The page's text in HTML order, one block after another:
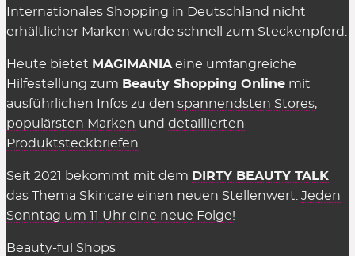
Internationales Shopping in Deutschland nicht
erhältlicher Marken wurde schnell zum Steckenpferd.
Heute bietet MAGIMANIA eine umfangreiche
Hilfestellung zum Beauty Shopping Online mit
ausführlichen Infos zu den spannendsten Stores,
populärsten Marken und detaillierten
Produktsteckbriefen
Seit 2021 bekommt mit dem DIRTY BEAUTY TALK
das Thema Skincare einen neuen Stellenwert. Jeden
Sonntag um 11 Uhr eine neue Folge!
Beauty-ful Shops